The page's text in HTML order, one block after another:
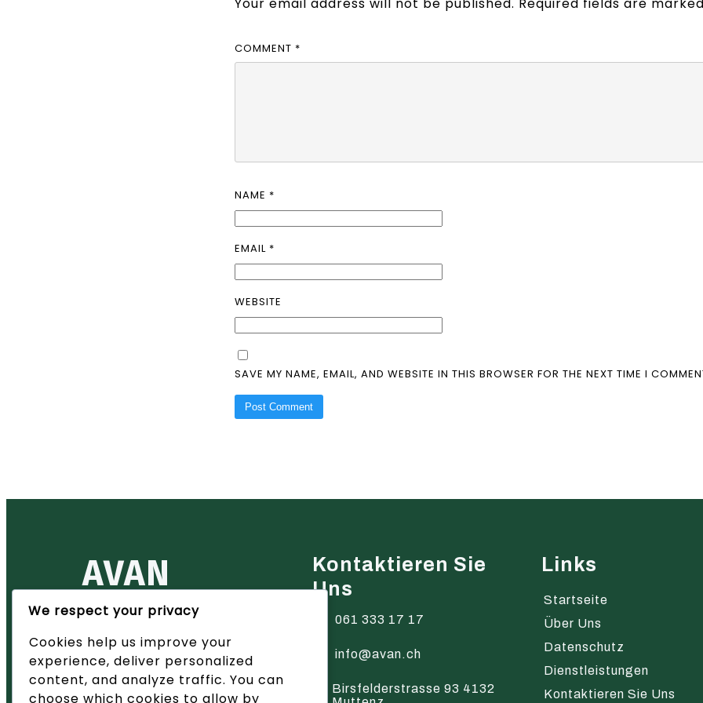
COMMENT *
NAME *
EMAIL *
WEBSITE
SAVE MY NAME, EMAIL, AND WEBSITE IN THIS BROWSER FOR THE NEXT TIME I
AVAN
Ihr zuverlässiger Partner für
– wir bieten innovative Lösungen
und hervorragenden Service.
Kontaktieren Sie
Uns
061 333 17 17
info@avan.ch
Birsfelderstrasse 93 4132
Links
Startseite
Über Uns
Datenschutz
Dienstleistungen
Kontaktieren Sie Uns
We respect your privacy
Cookies help us improve your
experience, deliver personalized
content, and analyze traffic. You can
choose which cookies to allow by